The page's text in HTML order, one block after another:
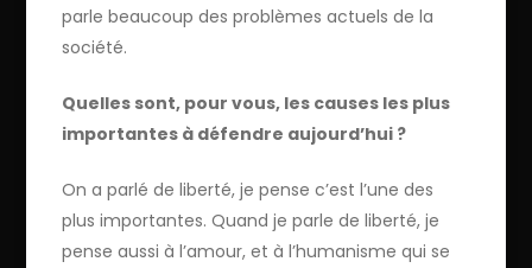
parle beaucoup des problèmes actuels de la
société.
Quelles sont, pour vous, les causes les plus
importantes à défendre aujourd’hui ?
On a parlé de liberté, je pense c’est l’une des
plus importantes. Quand je parle de liberté, je
pense aussi à l’amour, et à l’humanisme qui se